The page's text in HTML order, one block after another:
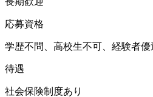
応募資格
学歴不問、高校生不可、経験者優
待遇
社会保険制度あり